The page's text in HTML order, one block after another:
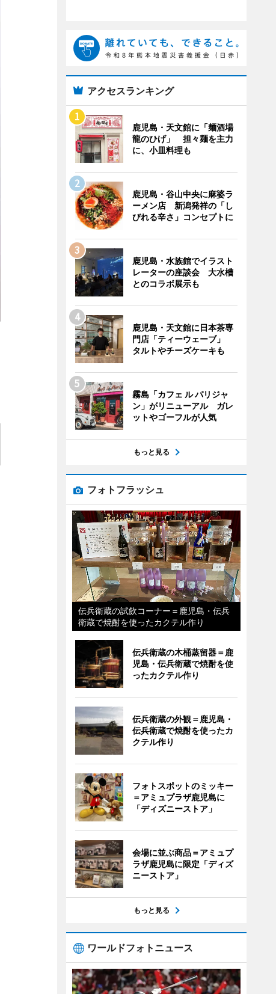
アクセスランキング
鹿児島・天文館に「麺酒場
龍のひげ」 担々麺を主力
に、小皿料理も
鹿児島・谷山中央に麻婆ラ
ーメン店 新潟発祥の「し
びれる辛さ」コンセプトに
鹿児島・水族館でイラスト
レーターの座談会 大水槽
とのコラボ展示も
鹿児島・天文館に日本茶専
門店「ティーウェーブ」
タルトやチーズケーキも
霧島「カフェ ル パリジャ
ン」がリニューアル ガレ
ットやゴーフルが人気
もっと見る
フォトフラッシュ
伝兵衛蔵の試飲コーナー＝鹿児島・伝兵
衛蔵で焼酎を使ったカクテル作り
伝兵衛蔵の木桶蒸留器＝鹿
児島・伝兵衛蔵で焼酎を使
ったカクテル作り
伝兵衛蔵の外観＝鹿児島・
伝兵衛蔵で焼酎を使ったカ
クテル作り
フォトスポットのミッキー
＝アミュプラザ鹿児島に
「ディズニーストア」
会場に並ぶ商品＝アミュプ
ラザ鹿児島に限定「ディズ
ニーストア」
もっと見る
ワールドフォトニュース